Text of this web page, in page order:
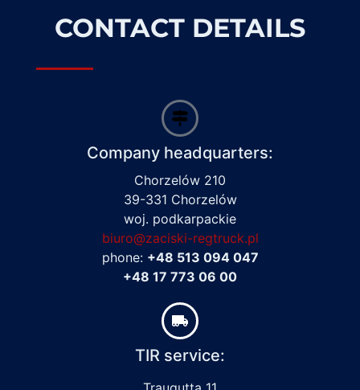
CONTACT DETAILS
Company headquarters:
Chorzelów 210
39-331 Chorzelów
woj. podkarpackie
biuro@zaciski-regtruck.pl
phone: +48 513 094 047
+48 17 773 06 00
TIR service: